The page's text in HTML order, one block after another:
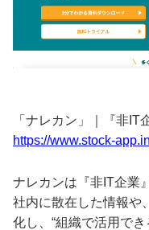
「ナレカン」｜『非
https://www.stock-
ナレカンは『非IT企業
社内に散在した情報や
化し、“組織で活用でき